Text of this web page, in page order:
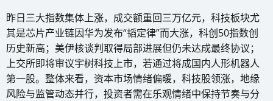
昨日三大指数集体上涨，成交额重回三万亿元，科技板块尤
其是芯片产业链因华为发布“韬定律”而大涨，科创50指数创
历史新高；美伊核谈判取得局部进展但仍未达成最终协议；
上交所即将审议宇树科技上市，若通过将成国内人形机器人
第一股。整体来看，资本市场情绪偏暖，科技股领涨，地缘
风险与监管动态并行，投资者需在乐观情绪中保持节奏与分